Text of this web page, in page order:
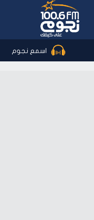
اسمع نجوم